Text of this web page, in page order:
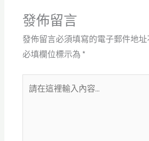
發佈留言
發佈留言必須填寫的電子郵件地址
必填欄位標示為 *